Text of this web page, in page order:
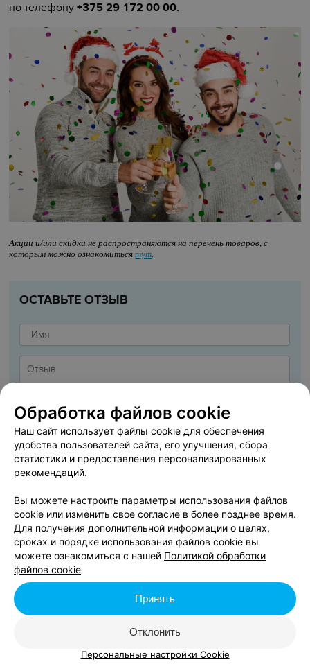
по телефону+375 29 172 00 00.
Акции и/или скидки не распространяются на перечень товаров, с
которым можно ознакомитьсятут
ОСТАВЬТЕ ОТЗЫВ
Я даюСогласие на обработку персональных данных
Нажимая кнопку «Добавить отзыв», вы принимаете
Обработка файлов cookie
Наш сайт использует файлы cookie для обеспечения
удобства пользователей сайта, его улучшения, сбора
статистики и предоставления персонализированных
рекомендаций.
Вы можете настроить параметры использования файлов
cookie или изменить свое согласие в более позднее время.
Для получения дополнительной информации о целях,
сроках и порядке использования файлов cookie вы
можете ознакомиться с нашей Политикой обработки
файлов cookie
Отклонить
Принять
Персональные настройки Cookie